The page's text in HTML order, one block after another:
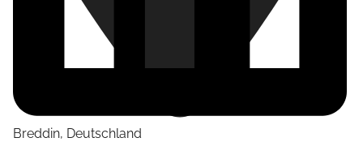
Breddin, Deutschland